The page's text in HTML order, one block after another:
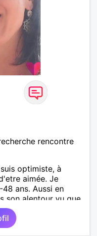
rencontre
optimiste, à
aimée. Je
ans. Aussi en
son alentour vu que
pas souvent
à tout le monde.